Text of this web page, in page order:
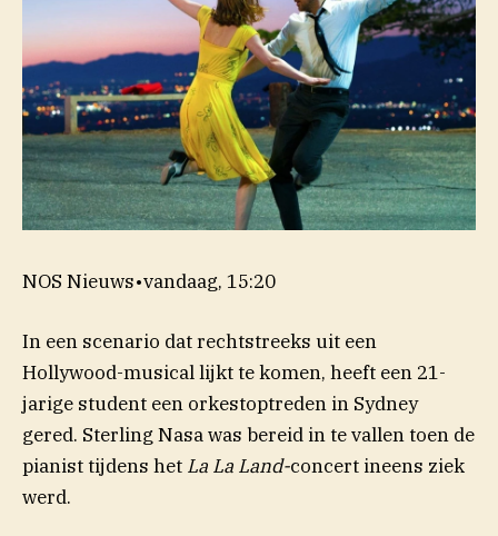
NOS Nieuws•vandaag, 15:20
In een scenario dat rechtstreeks uit een
Hollywood-musical lijkt te komen, heeft een 21-
jarige student een orkestoptreden in Sydney
gered. Sterling Nasa was bereid in te vallen toen de
pianist tijdens het La La Land-concert ineens ziek
werd.